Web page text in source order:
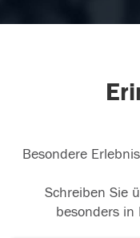
Besondere
Schreiben Sie
besonders in